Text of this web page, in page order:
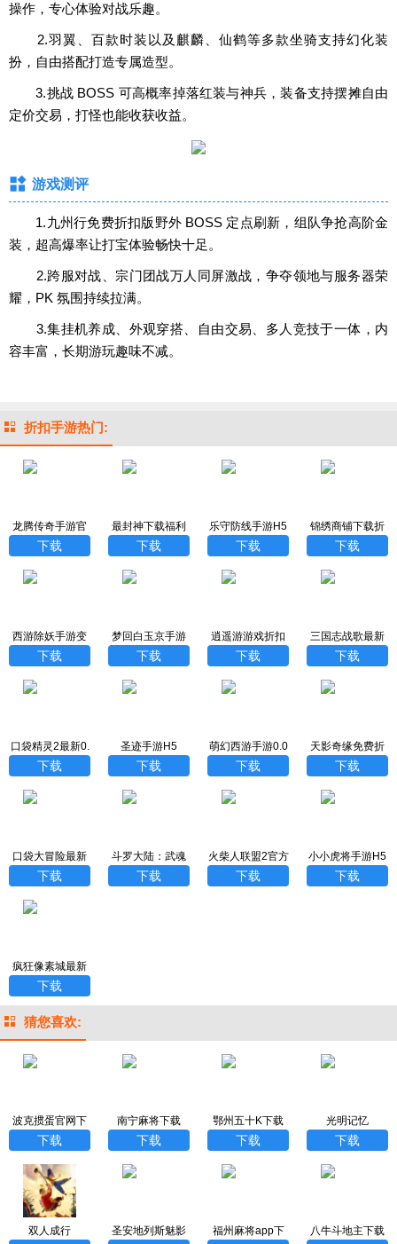
操作，专心体验对战乐趣。
2.羽翼、百款时装以及麒麟、仙鹤等多款坐骑支持幻化装
扮，自由搭配打造专属造型。
3.挑战 BOSS 可高概率掉落红装与神兵，装备支持摆摊自由
定价交易，打怪也能收获收益。
游戏测评
1.九州行免费折扣版野外 BOSS 定点刷新，组队争抢高阶金
装，超高爆率让打宝体验畅快十足。
2.跨服对战、宗门团战万人同屏激战，争夺领地与服务器荣
耀，PK 氛围持续拉满。
3.集挂机养成、外观穿搭、自由交易、多人竞技于一体，内
容丰富，长期游玩趣味不减。
折扣手游热门:
龙腾传奇手游官
方版
下载
最封神下载福利
版
下载
乐守防线手游H5
下载
锦绣商铺下载折
扣版
下载
西游除妖手游变
态版
下载
梦回白玉京手游
福利版
下载
逍遥游游戏折扣
版
下载
三国志战歌最新
折扣版
下载
口袋精灵2最新0.
1折版
下载
圣迹手游H5
下载
萌幻西游手游0.0
5折版
下载
天影奇缘免费折
扣版
下载
口袋大冒险最新
福利版
下载
斗罗大陆：武魂
觉醒打金版
下载
火柴人联盟2官方
手游
下载
小小虎将手游H5
下载
疯狂像素城最新
免费版
下载
猜您喜欢:
波克掼蛋官网下
载
下载
南宁麻将下载
下载
鄂州五十K下载
下载
光明记忆
下载
双人成行 圣安地列斯魅影
福州麻将app下
八牛斗地主下载